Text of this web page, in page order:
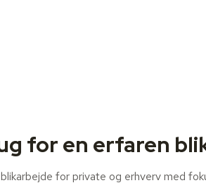
for en erfaren
for private og erhverv med